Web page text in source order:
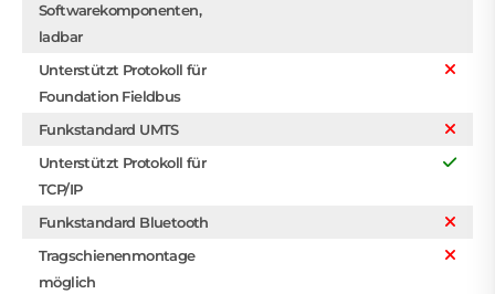
Softwarekomponenten,
ladbar
Unterstützt Protokoll für
Foundation Fieldbus
Funkstandard UMTS
Unterstützt Protokoll für
TCP/IP
Funkstandard Bluetooth
Tragschienenmontage
möglich